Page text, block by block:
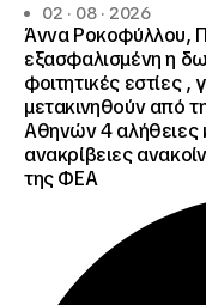
02 · 08 · 2026
Άννα Ροκοφύλλου,
εξασφαλισμένη η
φοιτητικές εστίες
μετακινηθούν από
Αθηνών 4 αλήθειες
ανακρίβειες
της ΦΕΑ